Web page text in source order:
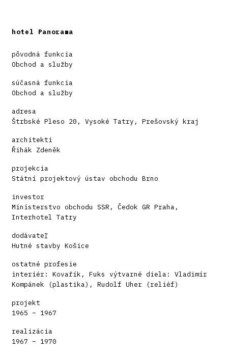
hotel Panorama
pôvodná funkcia
Obchod a služby
súčasná funkcia
Obchod a služby
adresa
Štrbské Pleso 20, Vysoké Tatry, Prešovský kraj
architekti
Řihák Zdeněk
projekcia
Státní projektový ústav obchodu Brno
investor
Ministerstvo obchodu SSR, Čedok GR Praha,
Interhotel Tatry
dodávateľ
Hutné stavby Košice
ostatné profesie
interiér: Kovařík, Fuks výtvarné diela: Vladimír
Kompánek (plastika), Rudolf Uher (reliéf)
projekt
1965 – 1967
realizácia
1967 – 1970